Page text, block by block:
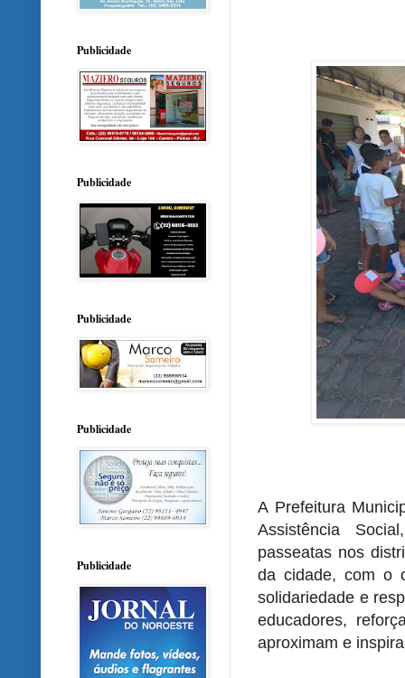
A Prefeitura
Assistência
passeatas nos
da cidade, com o
solidariedade e
educadores,
aproximam e
Publicidade
Publicidade
Publicidade
Publicidade
Publicidade